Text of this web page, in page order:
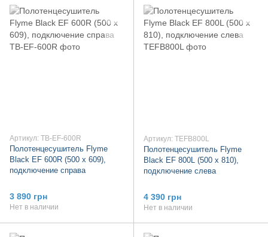
Артикул: TB-EF-600R
Полотенцесушитель Flyme
Black EF 600R (500 х 609),
подключение справа
3 890 грн
Нет в наличии
Артикул: TEFB800L
Полотенцесушитель Flyme
Black EF 800L (500 х 810),
подключение слева
4 390 грн
Нет в наличии